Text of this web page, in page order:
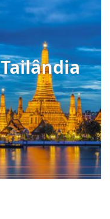
Tailândia